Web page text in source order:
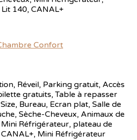
140, CANAL+
Réveil, Parking gratuit, Accès
gratuits, Table à repasser
Bureau, Ecran plat, Salle de
Sèche-Cheveux, Animaux de
Réfrigérateur, plateau de
Mini Réfrigérateur